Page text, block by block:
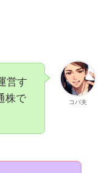
コバ夫
営す
株で